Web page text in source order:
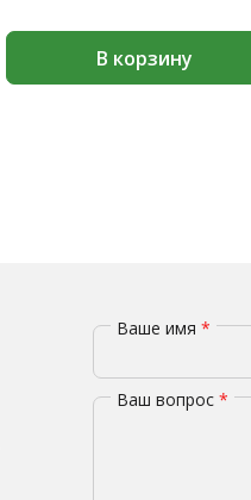
В корзину
Ваше имя*
Ваш вопрос*